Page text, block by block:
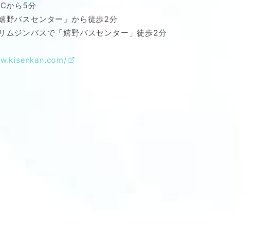
から5分
野バスセンター」から徒歩2分
ムジンバスで「嬉野バスセンター」徒歩2分